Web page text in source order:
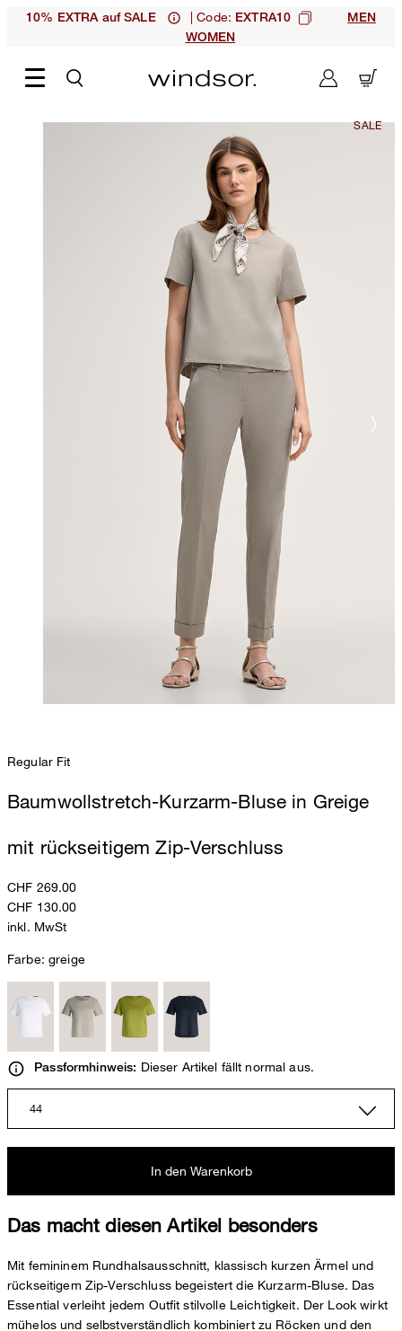
10% EXTRA auf SALE | Code: EXTRA10
MEN
WOMEN
Regular Fit
Baumwollstretch-Kurzarm-Bluse in Greige
mit rückseitigem Zip-Verschluss
CHF 269.00
CHF 130.00
inkl. MwSt
Farbe: greige
Passformhinweis: Dieser Artikel fällt normal aus.
44
In den Warenkorb
Das macht diesen Artikel besonders
Mit femininem Rundhalsausschnitt, klassisch kurzen Ärmel und
rückseitigem Zip-Verschluss begeistert die Kurzarm-Bluse. Das
Essential verleiht jedem Outfit stilvolle Leichtigkeit. Der Look wirkt
mühelos und selbstverständlich kombiniert zu Röcken und den